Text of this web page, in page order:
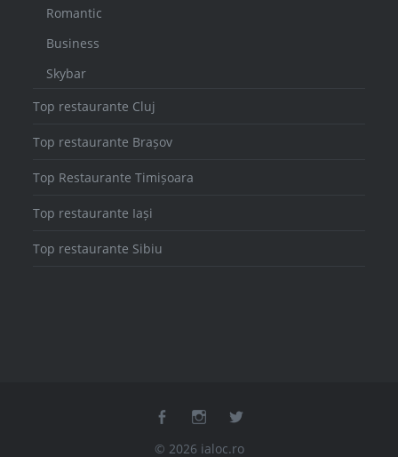
Romantic
Business
Skybar
Top restaurante Cluj
Top restaurante Brașov
Top Restaurante Timișoara
Top restaurante Iași
Top restaurante Sibiu
facebookinstagram
© 2026 ialoc.ro